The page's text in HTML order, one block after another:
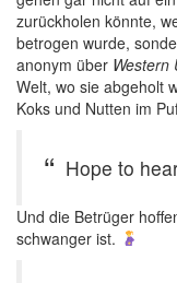
zurückholen könnte,
betrogen wurde,
anonym über Western
Welt, wo sie abgeholt
Koks und Nutten im
Hope to
Und die Betrüger
schwanger ist.